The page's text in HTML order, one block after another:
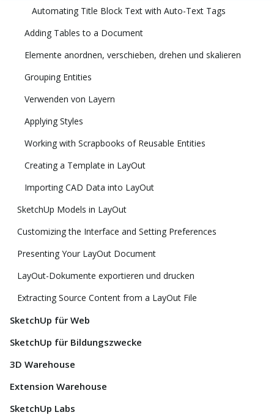
Automating Title Block Text with Auto-Text Tags
Adding Tables to a Document
Elemente anordnen, verschieben, drehen und skalieren
Grouping Entities
Verwenden von Layern
Applying Styles
Working with Scrapbooks of Reusable Entities
Creating a Template in LayOut
Importing CAD Data into LayOut
SketchUp Models in LayOut
Customizing the Interface and Setting Preferences
Presenting Your LayOut Document
LayOut-Dokumente exportieren und drucken
Extracting Source Content from a LayOut File
SketchUp für Web
SketchUp für Bildungszwecke
3D Warehouse
Extension Warehouse
SketchUp Labs